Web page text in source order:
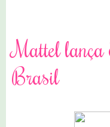
Mattel
Brasil